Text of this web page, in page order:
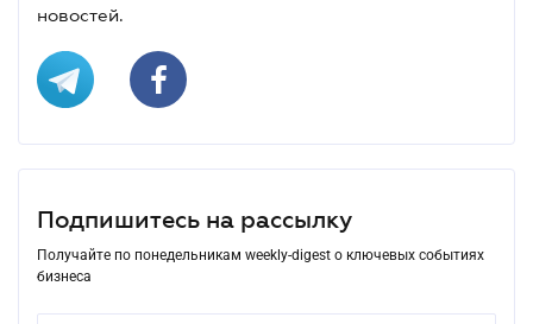
новостей.
Подпишитесь на рассылку
Получайте по понедельникам weekly-digest о ключевых событиях
бизнеса